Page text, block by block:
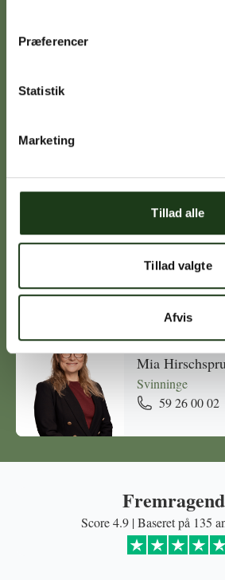
Præferencer
Statistik
Marketing
Tillad alle
Tillad valgte
Afvis
Michael
Holbæk
Mia
Svinninge
59 26 00 02
Score 4.9 | Baseret på 135